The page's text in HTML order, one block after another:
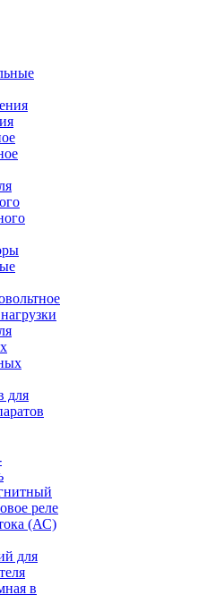
для
реле
(АС)
для
в